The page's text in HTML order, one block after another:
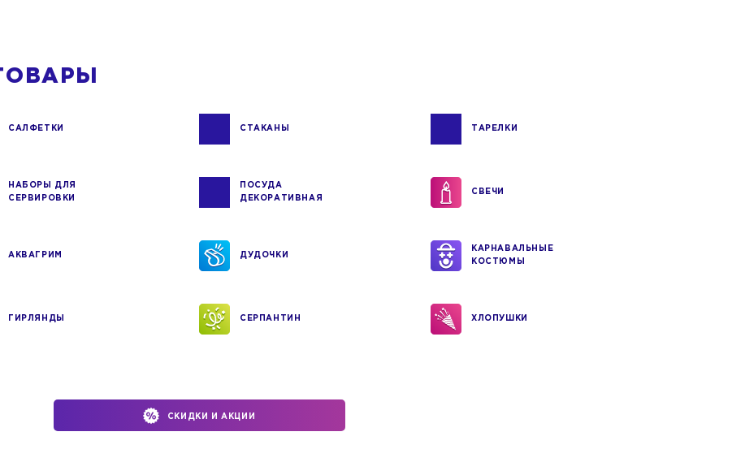
САЛФЕТКИ СТАКАНЫ ТАРЕЛКИ
НАБОРЫ ДЛЯ
СЕРВИРОВКИ
ПОСУДА
ДЕКОРАТИВНАЯ
СВЕЧИ
АКВАГРИМ ДУДОЧКИ
КАРНАВАЛЬНЫЕ
КОСТЮМЫ
ГИРЛЯНДЫ СЕРПАНТИН ХЛОПУШКИ
СКИДКИ И АКЦИИ